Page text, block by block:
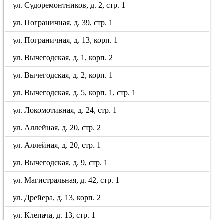
ул. Судоремонтников, д. 2, стр. 1
ул. Пограничная, д. 39, стр. 1
ул. Пограничная, д. 13, корп. 1
ул. Вычегодская, д. 1, корп. 2
ул. Вычегодская, д. 2, корп. 1
ул. Вычегодская, д. 5, корп. 1, стр. 1
ул. Локомотивная, д. 24, стр. 1
ул. Аллейная, д. 20, стр. 2
ул. Аллейная, д. 20, стр. 1
ул. Вычегодская, д. 9, стр. 1
ул. Магистральная, д. 42, стр. 1
ул. Дрейера, д. 13, корп. 2
ул. Клепача, д. 13, стр. 1